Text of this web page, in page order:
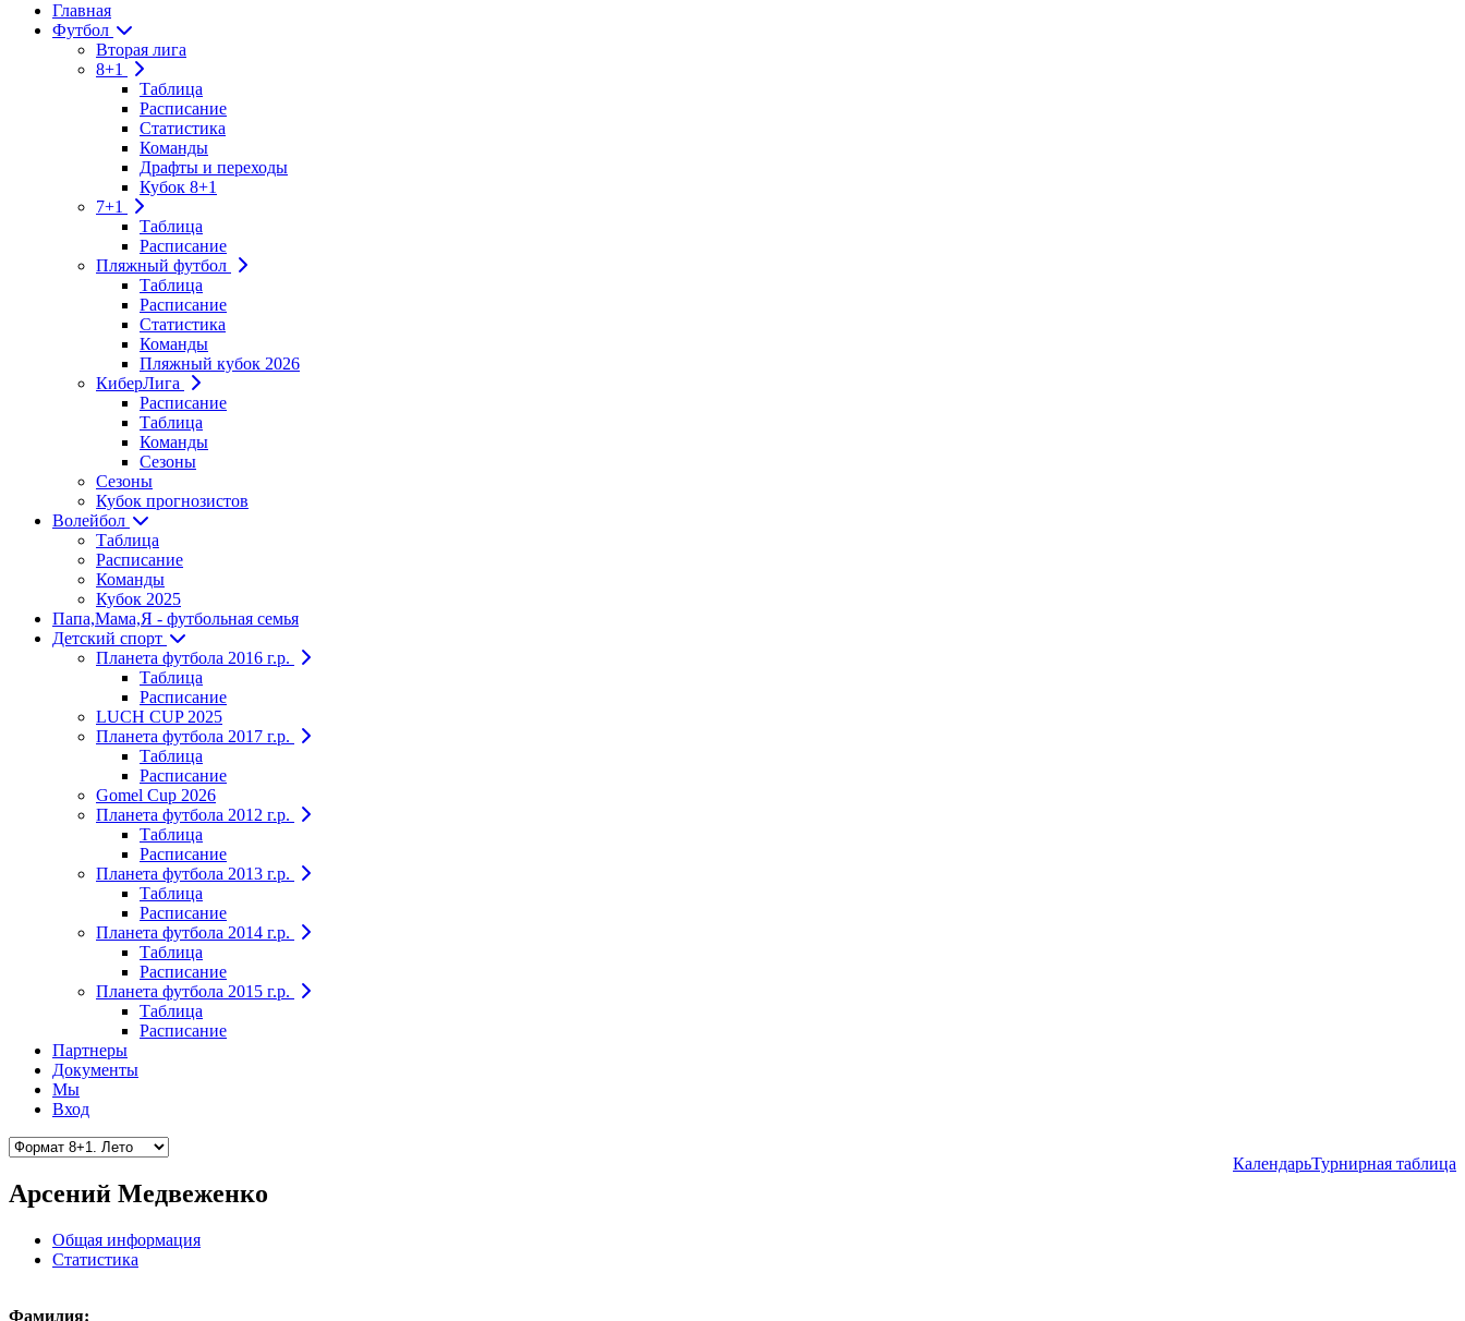
Главная
Футбол
Вторая лига
8+1
Таблица
Расписание
Статистика
Команды
Драфты и переходы
Кубок 8+1
7+1
Таблица
Расписание
Пляжный футбол
Таблица
Расписание
Статистика
Команды
Пляжный кубок 2026
КиберЛига
Расписание
Таблица
Команды
Сезоны
Сезоны
Кубок прогнозистов
Волейбол
Таблица
Расписание
Команды
Кубок 2025
Папа,Мама,Я - футбольная семья
Детский спорт
Планета футбола 2016 г.р.
Таблица
Расписание
LUCH CUP 2025
Планета футбола 2017 г.р.
Таблица
Расписание
Gomel Cup 2026
Планета футбола 2012 г.р.
Таблица
Расписание
Планета футбола 2013 г.р.
Таблица
Расписание
Планета футбола 2014 г.р.
Таблица
Расписание
Планета футбола 2015 г.р.
Таблица
Расписание
Партнеры
Документы
Мы
Вход
КалендарьТурнирная таблица
Арсений Медвеженко
Общая информация
Статистика
Фамилия: